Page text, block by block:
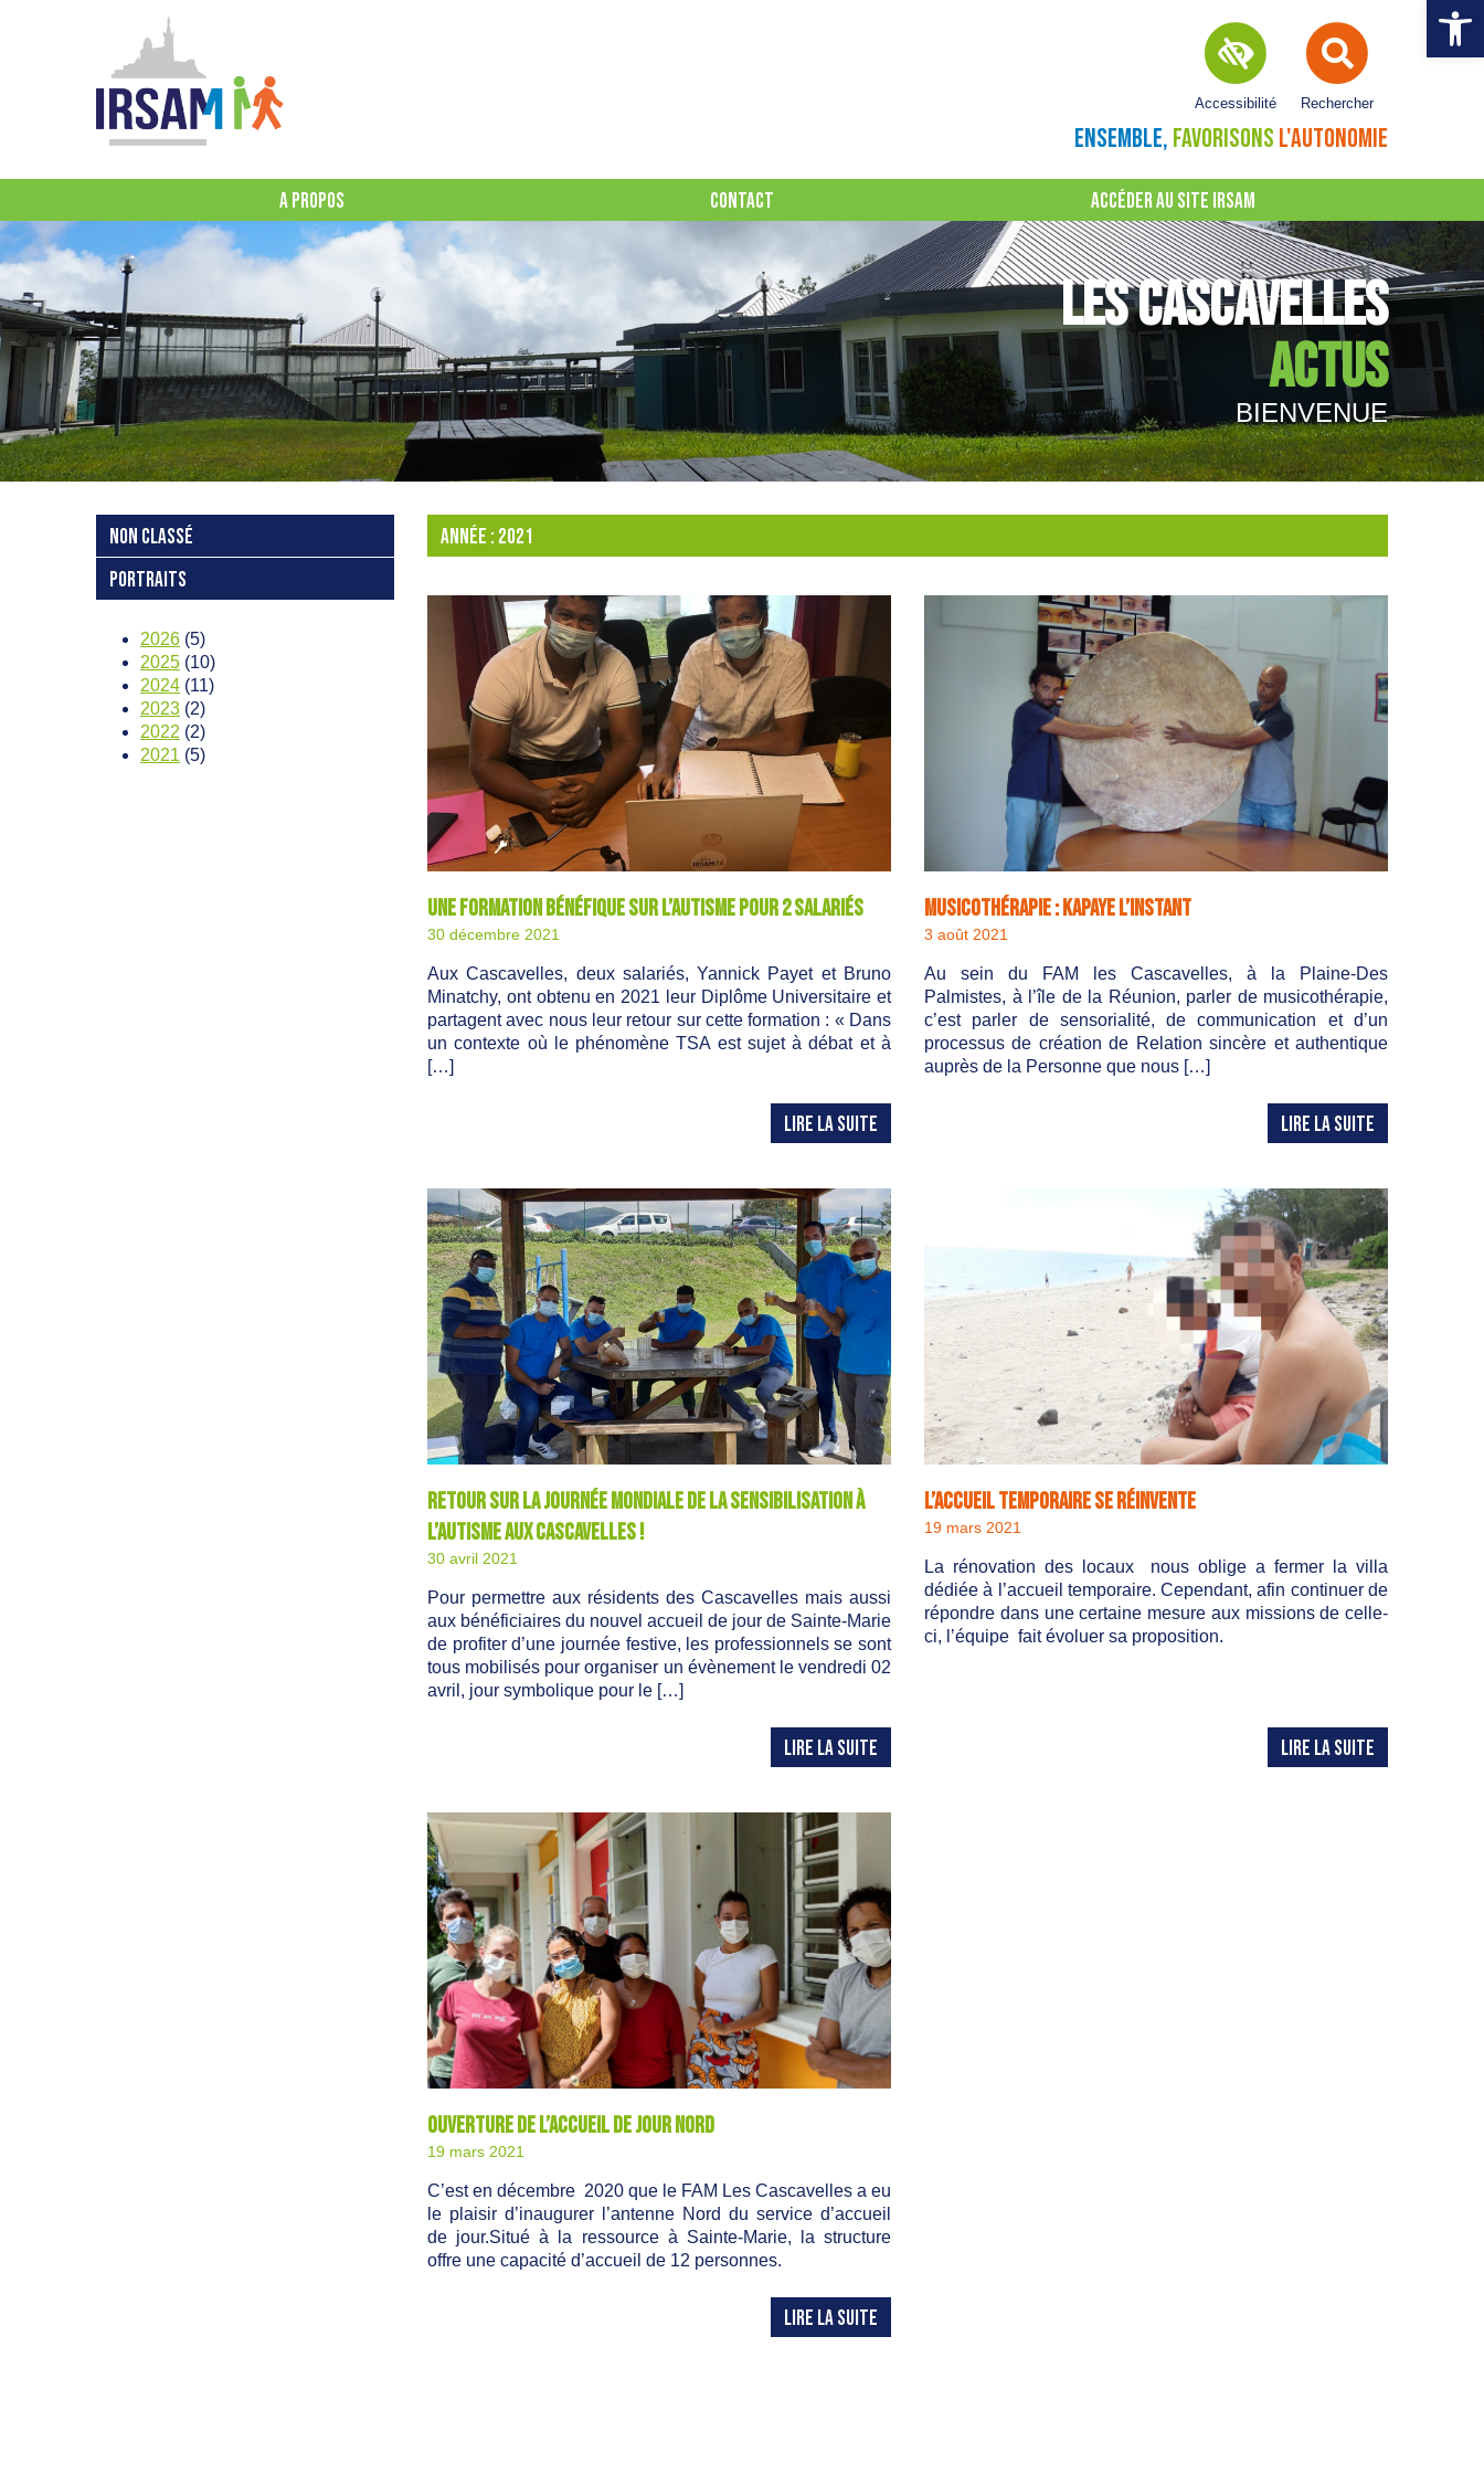
Ouvrir
Rechercher
Accessibilité
ENSEMBLE, FAVORISONS L'AUTONOMIE
A PROPOS CONTACT ACCÉDER AU SITE IRSAM
LES CASCAVELLES
ACTUS
BIENVENUE
NON CLASSÉ
PORTRAITS
2026 (5)
2025 (10)
2024 (11)
2023 (2)
2022 (2)
2021 (5)
ANNÉE :2021
Une formation bénéfique sur l’autisme pour 2 salariés
30 décembre 2021
Aux Cascavelles, deux salariés, Yannick Payet et Bruno
Minatchy, ont obtenu en 2021 leur Diplôme Universitaire et
partagent avec nous leur retour sur cette formation : « Dans
un contexte où le phénomène TSA est sujet à débat et à
[…]
LIRE LA SUITE
Musicothérapie : Kapaye l’instant
3 août 2021
Au sein du FAM les Cascavelles, à la Plaine-Des
Palmistes, à l’île de la Réunion, parler de musicothérapie,
c’est parler de sensorialité, de communication et d’un
processus de création de Relation sincère et authentique
auprès de la Personne que nous […]
LIRE LA SUITE
Retour sur la journée mondiale de la sensibilisation à
l’Autisme aux Cascavelles !
30 avril 2021
Pour permettre aux résidents des Cascavelles mais aussi
aux bénéficiaires du nouvel accueil de jour de Sainte-Marie
de profiter d’une journée festive, les professionnels se sont
tous mobilisés pour organiser un évènement le vendredi 02
avril, jour symbolique pour le […]
LIRE LA SUITE
L’accueil temporaire se réinvente
19 mars 2021
La rénovation des locaux nous oblige a fermer la villa
dédiée à l’accueil temporaire. Cependant, afin continuer de
répondre dans une certaine mesure aux missions de celle-
ci, l’équipe fait évoluer sa proposition.
LIRE LA SUITE
Ouverture de l’accueil de jour NORD
19 mars 2021
C’est en décembre 2020 que le FAM Les Cascavelles a eu
le plaisir d’inaugurer l’antenne Nord du service d’accueil
de jour.Situé à la ressource à Sainte-Marie, la structure
offre une capacité d’accueil de 12 personnes.
LIRE LA SUITE